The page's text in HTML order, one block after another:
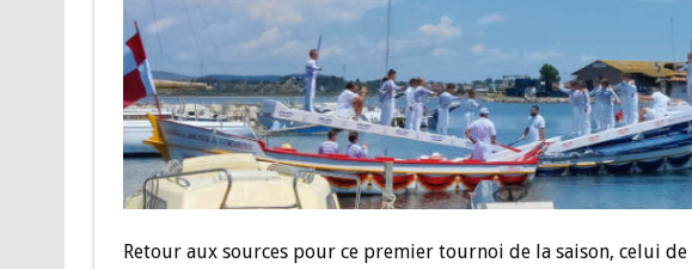
Retour aux sources pour ce premier tournoi de la saison, celui de